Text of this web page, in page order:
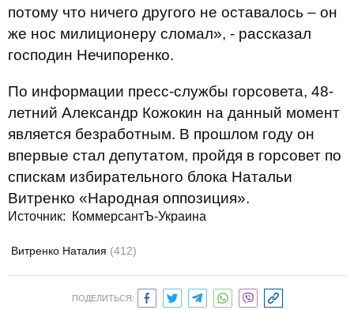
потому что ничего другого не оставалось – он
же нос милиционеру сломал», - рассказал
господин Нечипоренко.
По информации пресс-службы горсовета, 48-
летний Александр Кожокин на данный момент
является безработным. В прошлом году он
впервые стал депутатом, пройдя в горсовет по
спискам избирательного блока Натальи
Витренко «Народная оппозиция».
Источник: КоммерсантЪ-Украина
Витренко Наталия (412)
ПОДЕЛИТЬСЯ: